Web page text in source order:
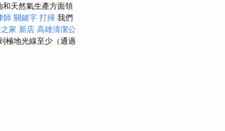
和天然氣生產方面領
師 關鍵字 打掃 我們
家 新店 高雄清潔公
極地光線至少（通過